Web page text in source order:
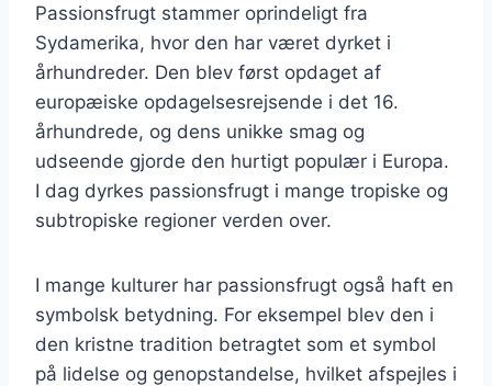
Passionsfrugt stammer oprindeligt fra
Sydamerika, hvor den har været dyrket i
århundreder. Den blev først opdaget af
europæiske opdagelsesrejsende i det 16.
århundrede, og dens unikke smag og
udseende gjorde den hurtigt populær i Europa.
I dag dyrkes passionsfrugt i mange tropiske og
subtropiske regioner verden over.
I mange kulturer har passionsfrugt også haft en
symbolsk betydning. For eksempel blev den i
den kristne tradition betragtet som et symbol
på lidelse og genopstandelse, hvilket afspejles i